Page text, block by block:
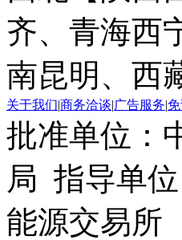
齐、青海西
南昆明、西
关于我们|商务洽谈|广告服务|
批准单位：
局 指导单
能源交易所